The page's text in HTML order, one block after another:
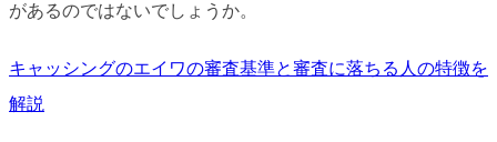
があるのではないでしょうか。
キャッシングのエイワの審査基準と審査に落ちる人の特徴を
解説